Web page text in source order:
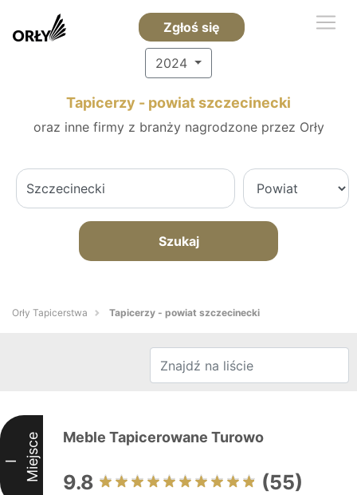
Zgłoś się
2024
Tapicerzy - powiat szczecinecki
oraz inne firmy z branży nagrodzone przez Orły
Szukaj
Orły Tapicerstwa Tapicerzy - powiat szczecinecki
I Miejsce Meble Tapicerowane Turowo
9.8 (55)